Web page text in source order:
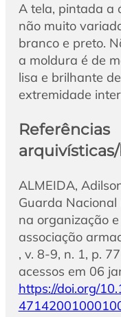
A tela, pintada a
não muito
branco e preto.
a moldura é de
lisa e brilhante
extremidade
Referências
ALMEIDA,
Guarda
na organização
associação
, v. 8-9, n. 1, p.
acessos em 06
https://doi.org/